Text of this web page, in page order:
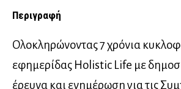
Περιγραφή
Ολοκληρώνοντας 7 χρόνια
εφημερίδας Holistic Life με
έρευνα και ενημέρωση για τις